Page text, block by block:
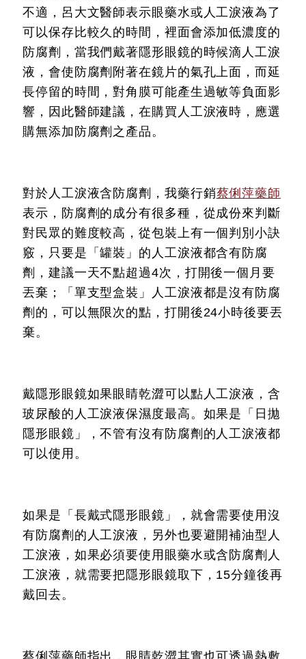
不適，呂大文醫師表示眼藥水或人工淚液為了
可以保存比較久的時間，裡面會添加低濃度的
防腐劑，當我們戴著隱形眼鏡的時候滴人工淚
液，會使防腐劑附著在鏡片的氣孔上面，而延
長停留的時間，對角膜可能產生過敏等負面影
響，因此醫師建議，在購買人工淚液時，應選
購無添加防腐劑之產品。
對於人工淚液含防腐劑，我藥行銷蔡俐萍藥師
表示，防腐劑的成分有很多種，從成份來判斷
對民眾的難度較高，從包裝上有一個判別小訣
竅，只要是「罐裝」的人工淚液都含有防腐
劑，建議一天不點超過4次，打開後一個月要
丟棄；「單支型盒裝」人工淚液都是沒有防腐
劑的，可以無限次的點，打開後24小時後要丟
棄。
戴隱形眼鏡如果眼睛乾澀可以點人工淚液，含
玻尿酸的人工淚液保濕度最高。如果是「日拋
隱形眼鏡」，不管有沒有防腐劑的人工淚液都
可以使用。
如果是「長戴式隱形眼鏡」，就會需要使用沒
有防腐劑的人工淚液，另外也要避開補油型人
工淚液，如果必須要使用眼藥水或含防腐劑人
工淚液，就需要把隱形眼鏡取下，15分鐘後再
戴回去。
蔡俐萍藥師指出，眼睛乾澀其實也可透過熱敷